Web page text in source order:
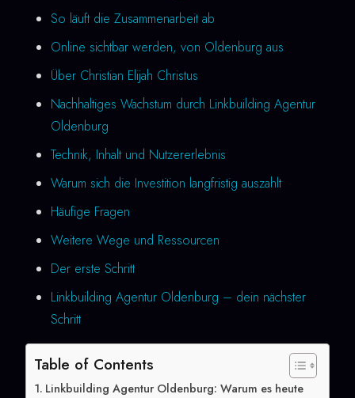
So läuft die Zusammenarbeit ab
Online sichtbar werden, von Oldenburg aus
Über Christian Elijah Christus
Nachhaltiges Wachstum durch Linkbuilding Agentur
Oldenburg
Technik, Inhalt und Nutzererlebnis
Warum sich die Investition langfristig auszahlt
Häufige Fragen
Weitere Wege und Ressourcen
Der erste Schritt
Linkbuilding Agentur Oldenburg – dein nächster
Schritt
Table of Contents
Linkbuilding Agentur Oldenburg: Warum es heute